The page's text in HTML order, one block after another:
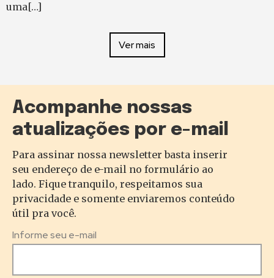
uma[…]
Ver mais
Acompanhe nossas
atualizações por e-mail
Para assinar nossa newsletter basta inserir
seu endereço de e-mail no formulário ao
lado. Fique tranquilo, respeitamos sua
privacidade e somente enviaremos conteúdo
útil pra você.
Informe seu e-mail